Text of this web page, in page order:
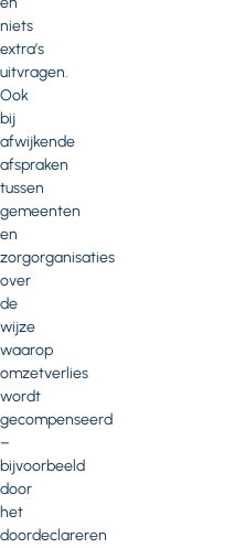
niets
extra’s
uitvragen.
Ook
bij
afwijkende
afspraken
tussen
gemeenten
en
zorgorganisaties
over
de
wijze
waarop
omzetverlies
wordt
gecompenseerd
–
bijvoorbeeld
door
het
doordeclareren